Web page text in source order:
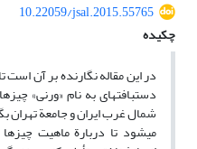
10.22059/jsal.2015.55765
چکیده
در این مقاله نگارنده بر آن است
دست‏بافته‏ای به نام «ورنی»
شمال غرب ایران و جامعة تهران
می‏شود تا دربارة ماهیت